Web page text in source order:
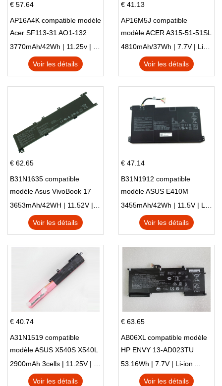
€ 57.64
AP16A4K compatible modèle
Acer SF113-31 AO1-132
NE132
3770mAh/42Wh | 11.25v | Li-ion ...
Voir les détails
€ 41.13
AP16M5J compatible
modèle ACER A315-51-51SL
N17Q1 SERIES
4810mAh/37Wh | 7.7V | Li-ion ...
Voir les détails
€ 62.65
B31N1635 compatible
modèle Asus VivoBook 17
X705NC X705UA X705UV
X705UN X705UD
3653mAh/42WH | 11.52V | Li-ion ...
Voir les détails
€ 47.14
B31N1912 compatible
modèle ASUS E410M
E410MA L410MA
3455mAh/42Wh | 11.5V | Li-ion ...
Voir les détails
€ 40.74
A31N1519 compatible
modèle ASUS X540S X540L
X540LA-SI302 X540SA
X540S
2900mAh 3cells | 11.25V | Li-ion ...
Voir les détails
€ 63.65
AB06XL compatible modèle
HP ENVY 13-AD023TU
HSTNN-DB8C 921438-855
TPN-I128
53.16Wh | 7.7V | Li-ion ...
Voir les détails